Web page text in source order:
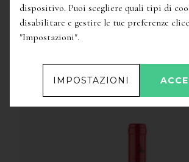
ALTRI VINI DELLO STESSO
dispositivo. Puoi scegliere quali tipi di
disabilitare e gestire le tue preferenze
"Impostazioni".
IMPOSTAZIONI